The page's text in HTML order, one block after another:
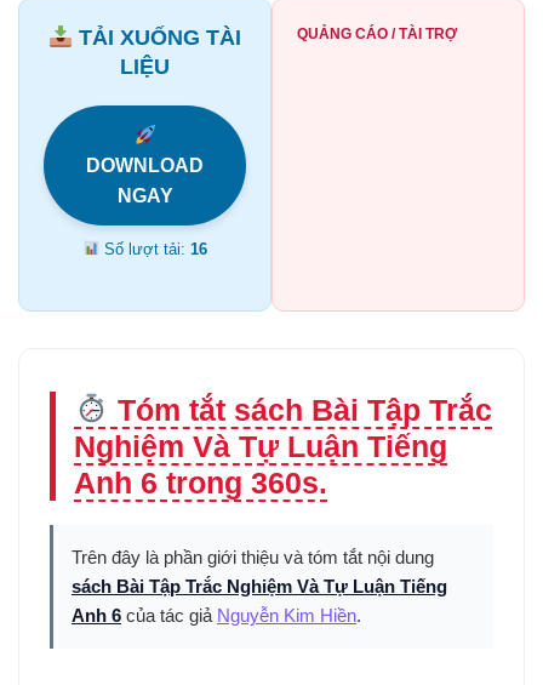
TẢI XUỐNG TÀI
LIỆU
DOWNLOAD
NGAY
Số lượt tải: 16
QUẢNG CÁO / TÀI TRỢ
Tóm tắt sách Bài Tập Trắc
Nghiệm Và Tự Luận Tiếng
Anh 6 trong 360s.
Trên đây là phần giới thiệu và tóm tắt nội dung
sách Bài Tập Trắc Nghiệm Và Tự Luận Tiếng
Anh 6 của tác giả Nguyễn Kim Hiền.